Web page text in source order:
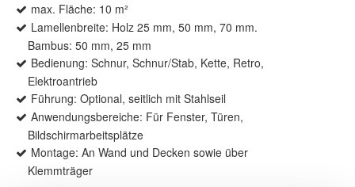
max. Fläche: 10 m²
Lamellenbreite: Holz 25 mm, 50 mm, 70 mm.
Bambus: 50 mm, 25 mm
Bedienung: Schnur, Schnur/Stab, Kette, Retro,
Elektroantrieb
Führung: Optional, seitlich mit Stahlseil
Anwendungsbereiche: Für Fenster, Türen,
Bildschirmarbeitsplätze
Montage: An Wand und Decken sowie über
Klemmträger